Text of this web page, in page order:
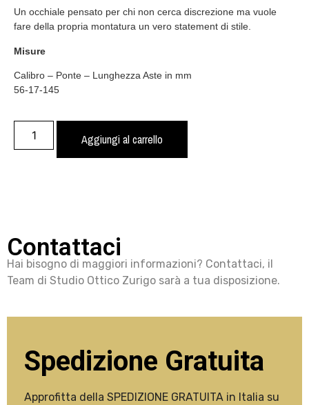
Un occhiale pensato per chi non cerca discrezione ma vuole
fare della propria montatura un vero statement di stile.
Misure
Calibro – Ponte – Lunghezza Aste in mm
56-17-145
Aggiungi al carrello
Contattaci
Hai bisogno di maggiori informazioni? Contattaci, il
Team di Studio Ottico Zurigo sarà a tua disposizione.
Spedizione Gratuita
Approfitta della SPEDIZIONE GRATUITA in Italia su